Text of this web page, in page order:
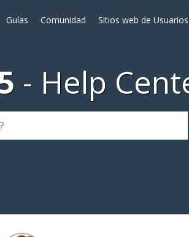
Guías Comunidad Sitios web de Usuarios
Help